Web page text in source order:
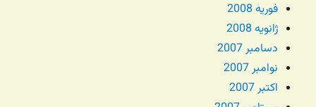
فوریه 2008
ژانویه 2008
دسامبر 2007
نوامبر 2007
اکتبر 2007